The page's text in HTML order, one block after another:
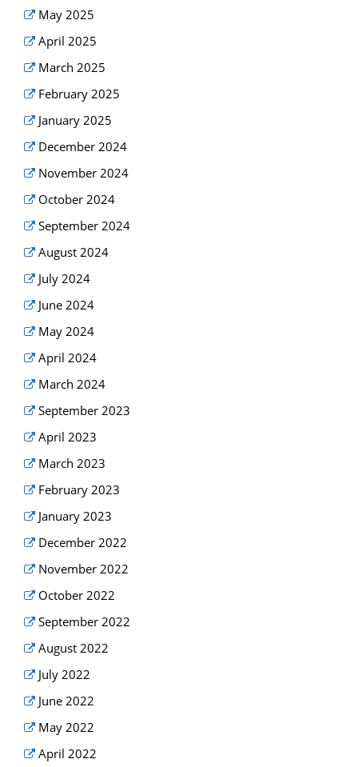
May 2025
April 2025
March 2025
February 2025
January 2025
December 2024
November 2024
October 2024
September 2024
August 2024
July 2024
June 2024
May 2024
April 2024
March 2024
September 2023
April 2023
March 2023
February 2023
January 2023
December 2022
November 2022
October 2022
September 2022
August 2022
July 2022
June 2022
May 2022
April 2022